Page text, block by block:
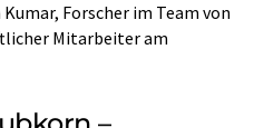
Forscher im Team von
Mitarbeiter am